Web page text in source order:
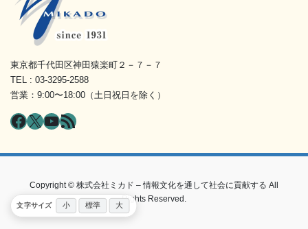
東京都千代田区神田猿楽町２－７－７
TEL : 03-3295-2588
営業：9:00〜18:00（土日祝日を除く）
Facebook
X YouTube
RSS フィード
Copyright © 株式会社ミカド – 情報文化を通して社会に貢献する All
Rights Reserved.
文字サイズ 小 標準 大